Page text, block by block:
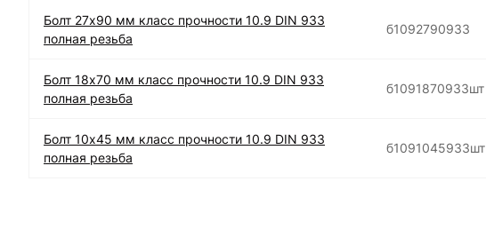
Болт 27х90 мм класс прочности 10.9 DIN 933
полная резьба
б1092790933
Болт 18х70 мм класс прочности 10.9 DIN 933
полная резьба
б1091870933шт
Болт 10х45 мм класс прочности 10.9 DIN 933
полная резьба
б1091045933шт